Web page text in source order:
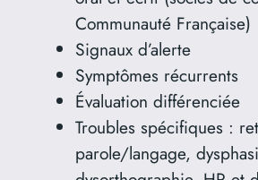
Communauté Française)
Signaux d’alerte
Symptômes récurrents
Évaluation différenciée
Troubles spécifiques :
parole/langage,